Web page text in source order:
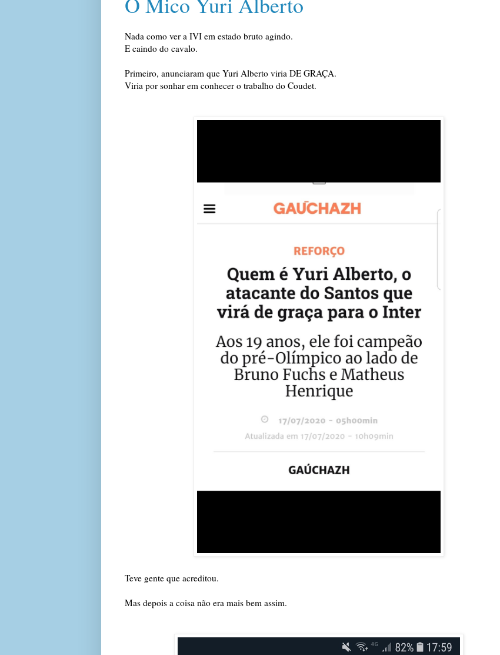
Nada como ver a IVI em estado bruto agindo.
E caindo do cavalo.
Primeiro, anunciaram que Yuri Alberto viria DE GRAÇA.
Viria por sonhar em conhecer o trabalho do Coudet.
Teve gente que acreditou.
Mas depois a coisa não era mais bem assim.